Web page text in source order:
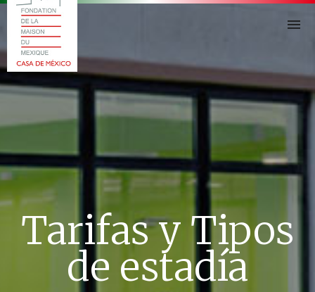
S
A
E
E
C
O
Tarifas y Tipos
de estadía